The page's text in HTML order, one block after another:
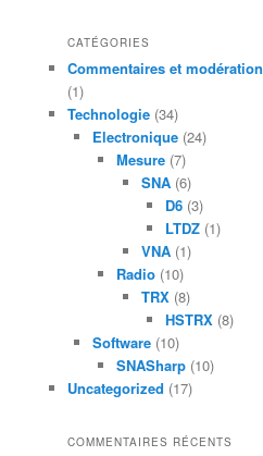
CATÉGORIES
Commentaires et modération
(1)
Technologie (34)
Electronique(24)
Mesure (7)
SNA(6)
D6 (3)
LTDZ (1)
VNA(1)
Radio (10)
TRX(8)
HSTRX (8)
Software(10)
SNASharp (10)
Uncategorized (17)
COMMENTAIRES RÉCENTS